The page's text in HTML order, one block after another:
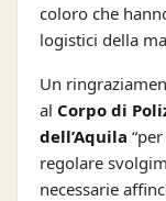
coloro che
logistici della
Un
al Corpo di
dell’Aquila
regolare
necessarie